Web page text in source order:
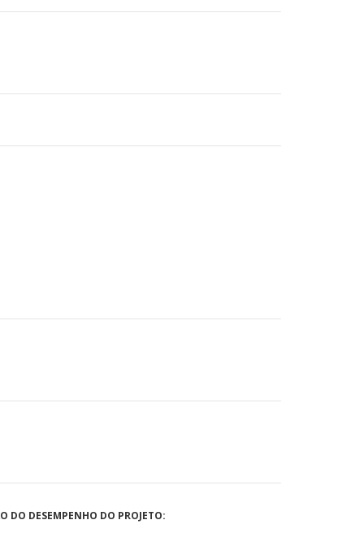
DO DESEMPENHO DO PROJETO: